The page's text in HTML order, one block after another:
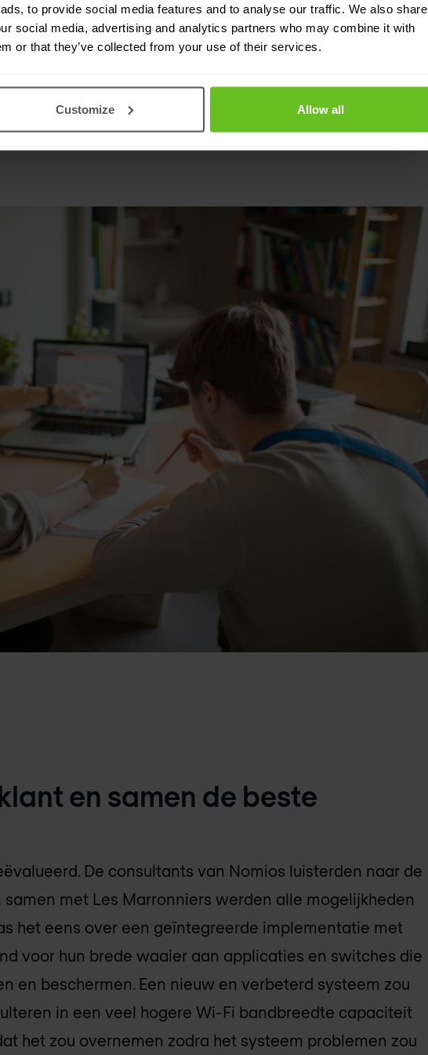
to provide social media features and to analyse our traffic. We also share
social media, advertising and analytics partners who may combine it with
or that they’ve collected from your use of their services.
Customize Allow all
Wi-Fi-netwerk kon de druk niet aan. Via het
ervoor om in te gaan op het aanbod van
en samen de beste
De consultants van Nomios luisterden naar de
met Les Marronniers werden alle mogelijkheden
het eens over een geïntegreerde implementatie met
voor hun brede waaier aan applicaties en switches die
en beschermen. Een nieuw en verbeterd systeem zou
in een veel hogere Wi-Fi bandbreedte capaciteit
het zou overnemen zodra het systeem problemen zou